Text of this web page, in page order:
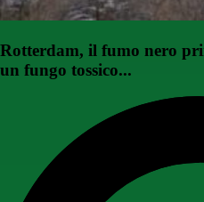
Rotterdam, il fumo nero
un fungo tossico...